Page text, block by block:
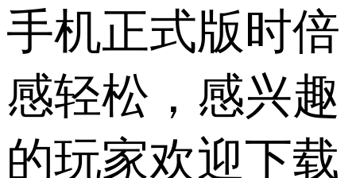
手机正式版时倍
感轻松，感兴趣
的玩家欢迎下载